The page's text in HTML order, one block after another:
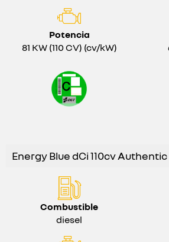
Potencia
81 KW (110 CV) (cv/kW)
Energy Blue dCi 110cv
Combustible
diesel